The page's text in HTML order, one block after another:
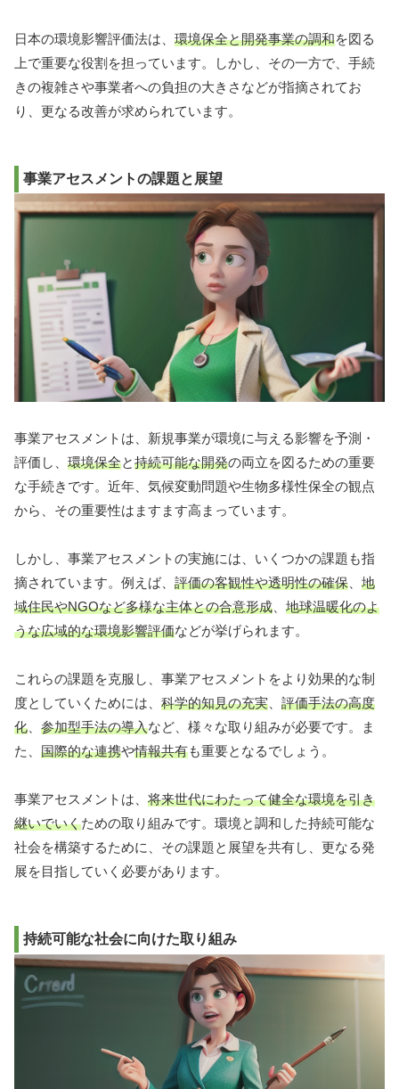
日本の環境影響評価法は、 環境保全と開発事業の調和を図る
上で重要な役割を担っています。しかし、その一方で、手続
きの複雑さや事業者への負担の大きさなどが指摘されてお
り、更なる改善が求められています。
事業アセスメントの課題と展望
事業アセスメントは、新規事業が環境に与える影響を予測・
評価し、 環境保全と持続可能な開発の両立を図るための重要
な手続きです。近年、気候変動問題や生物多様性保全の観点
から、その重要性はますます高まっています。
しかし、事業アセスメントの実施には、いくつかの課題も指
摘されています。例えば、 評価の客観性や透明性の確保
地
域住民やNGOなど多様な主体との合意形成
地球温暖化のよ
うな広域的な環境影響評価などが挙げられます。
これらの課題を克服し、事業アセスメントをより効果的な制
度としていくためには、 科学的知見の充実
評価手法の高度
化
参加型手法の導入など、様々な取り組みが必要です。ま
た、 国際的な連携や情報共有も重要となるでしょう。
事業アセスメントは、 将来世代にわたって健全な環境を引き
継いでいくための取り組みです。環境と調和した持続可能な
社会を構築するために、その課題と展望を共有し、更なる発
展を目指していく必要があります。
持続可能な社会に向けた取り組み